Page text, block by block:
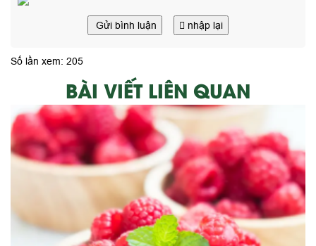
Gửi bình luận nhập lại
Số lần xem: 205
BÀI VIẾT LIÊN QUAN